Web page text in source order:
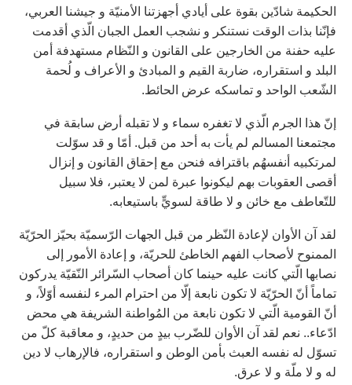
الحكيمة شادّين بقوة على أيادي أجهزتنا الأمنيّة و جيشنا العربي،
فإنّنا بذات الوقت نستنكر و نشجب العمل الجبان الّذي أقدمت
عليه حفنة من الخارجين على القانون و النّظام مستهدفة أمن
البلد و استقراره، ضاربة القيم و المبادئ و الأعراف و لُحمة
الشّعب الواحد و تماسكه عرض الحائط.
إنّ هذا الجرم الّذي لا تغفره سماء و لا تقبله أرض سابقة في
مجتمعنا المسالم لم يأت به أحد من قبل. أمّا و قد سوّلت
لمرتكبيه أنفسهُم باقترافه فنحن مع إحقاق القانون و إنزال
أقصى العقوبات بهم ليكونوا عبرة لمن لا يعتبر، فلا سبيل
للتّعاطف مع خائن و لا طاقة لسويٍّ باستيعابه.
لقد آن الأوان لإعادة النّظر من قبل الجهات الرّسميّة بحيّز الحرّيّة
الممنوح لأصحاب الفهم الخاطئ للحريّة، و إعادة الأمور إلى
نصابها الّتي كانت عليه حينما كان أصحاب السّرائر النّقيّة يدركون
تماماً أنّ الحرّيّة لا تكون نابعة إلّا من احترام المرء لنفسه أوّلاً، و
أنّ القومية الّتي لا تكون نابعة من المُواطنة الشريفة هي محض
ادّعاء.. نعم لقد آن الأوان للضّرب بيدٍ من حديدٍ، و معاقبة كلّ من
تسوّل له نفسه العبث بأمن الوطن و استقراره، فالإرهاب لا دين
له و لا ملّة و لا عرق.